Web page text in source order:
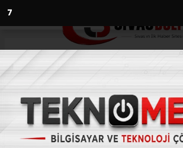
6
Anasayfa
Niğde'de Saman
Kamyon Devrildi:
29.08.2017 - 12:18, Güncelleme: